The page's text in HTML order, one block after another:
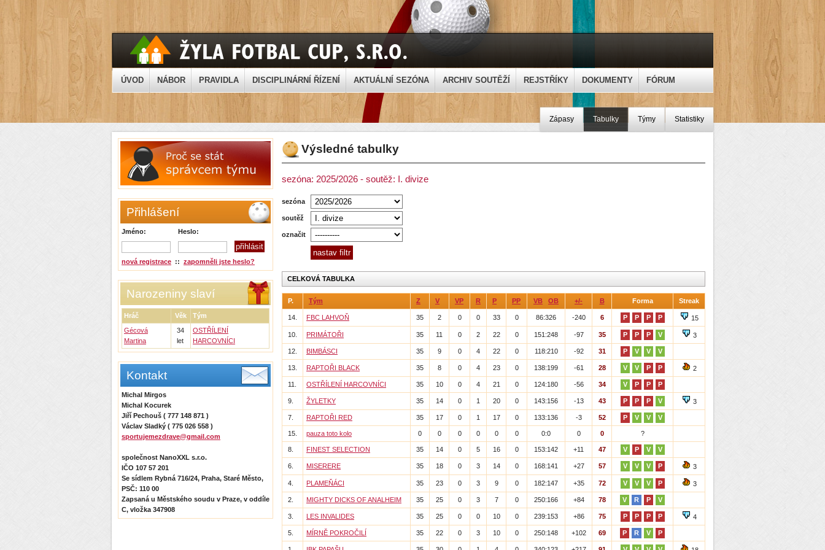
ÚVOD NÁBOR PRAVIDLA DISCIPLINÁRNÍ ŘÍZENÍ AKTUÁLNÍ SEZÓNA ARCHIV SOUTĚŽÍ REJSTŘÍKY DOKUMENTY FÓRUM
Přihlášení
Jméno: Heslo:
nová registrace :: zapomněli jste heslo?
Narozeniny slaví
Hráč Věk
Tým
Gécová
Martina
34
let
OSTŘÍLENÍ
HARCOVNÍCI
Kontakt
Michal Mirgos
Michal Kocurek
Jiří Pechouš ( 777 148 871 )
Václav Sladký ( 775 026 558 )
sportujemezdrave@gmail.com
společnost NanoXXL s.r.o.
IČO 107 57 201
Se sídlem Rybná 716/24, Praha, Staré Město,
PSČ: 110 00
Zapsaná u Městského soudu v Praze, v oddíle
C, vložka 347908
Zápasy Tabulky Týmy Statistiky
Výsledné tabulky
sezóna: 2025/2026 - soutěž: I. divize
sezóna
soutěž
označit
CELKOVÁ TABULKA
P. Tým Z V VP R P PP VB OB +/- B Forma Streak
14. FBC LAHVOŇ 35 2 0 0 33 0 86:326 -240 6 P P P P 15
10. PRIMÁTOŘI 35 11 0 2 22 0 151:248 -97 35 P P P V 3
12. BIMBÁSCI 35 9 0 4 22 0 118:210 -92 31 P V V V
13. RAPTOŘI BLACK 35 8 0 4 23 0 138:199 -61 28 V V P P 2
11. OSTŘÍLENÍ HARCOVNÍCI 35 10 0 4 21 0 124:180 -56 34 V P P P
9. ŽYLETKY 35 14 0 1 20 0 143:156 -13 43 P P P V 3
7. RAPTOŘI RED 35 17 0 1 17 0 133:136 -3 52 P V V V
15. pauza toto kolo 0 0 0 0 0 0 0:0 0 0 ?
8. FINEST SELECTION 35 14 0 5 16 0 153:142 +11 47 V P V V
6. MISERERE 35 18 0 3 14 0 168:141 +27 57 V V V P 3
4. PLAMEŇÁCI 35 23 0 3 9 0 182:147 +35 72 V V V P 3
2. MIGHTY DICKS OF ANALHEIM 35 25 0 3 7 0 250:166 +84 78 V R P V
3. LES INVALIDES 35 25 0 0 10 0 239:153 +86 75 P P P P 4
5. MÍRNĚ POKROČILÍ 35 22 0 3 10 0 250:148 +102 69 P R V P